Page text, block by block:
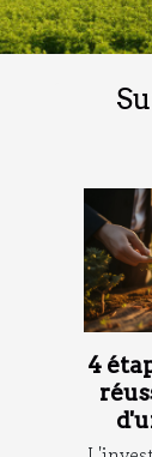
4